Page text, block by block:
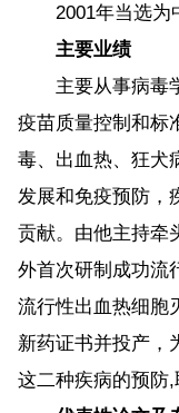
2001年当选为
主要业绩
主要从事病毒学
疫苗质量控制和标
毒、出血热、狂犬
发展和免疫预防，
贡献。由他主持牵
外首次研制成功流
流行性出血热细胞
新药证书并投产，
这二种疾病的预防,